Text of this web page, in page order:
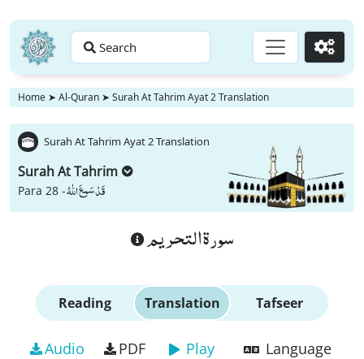
Search Go
Home ➤ Al-Quran ➤ Surah At Tahrim Ayat 2 Translation
Surah At Tahrim Ayat 2 Translation
Surah At Tahrim
Para 28 -قَدْ سَمِعَ اللّٰهُ
سورة التحريم
Reading Translation Tafseer
Audio PDF Play Language